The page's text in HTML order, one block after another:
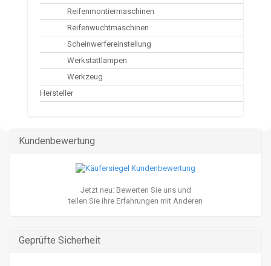
Reifenmontiermaschinen
Reifenwuchtmaschinen
Scheinwerfereinstellung
Werkstattlampen
Werkzeug
Hersteller
Kundenbewertung
Jetzt neu: Bewerten Sie uns und
teilen Sie ihre Erfahrungen mit Anderen
Geprüfte Sicherheit